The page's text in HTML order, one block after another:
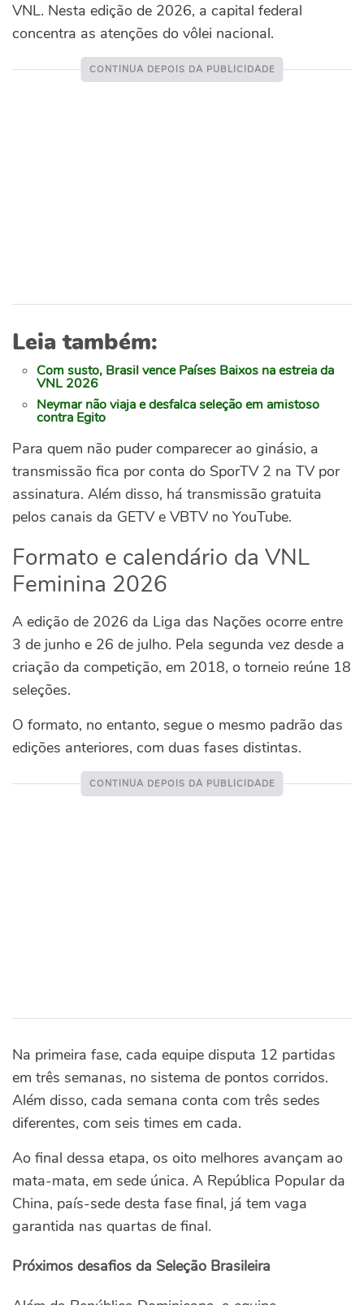
VNL. Nesta edição de 2026, a capital federal
concentra as atenções do vôlei nacional.
Leia também:
Com susto, Brasil vence Países Baixos na estreia da
VNL 2026
Neymar não viaja e desfalca seleção em amistoso
contra Egito
Para quem não puder comparecer ao ginásio, a
transmissão fica por conta do SporTV 2 na TV por
assinatura. Além disso, há transmissão gratuita
pelos canais da GETV e VBTV no YouTube.
Formato e calendário da VNL
Feminina 2026
A edição de 2026 da Liga das Nações ocorre entre
3 de junho e 26 de julho. Pela segunda vez desde a
criação da competição, em 2018, o torneio reúne 18
seleções.
O formato, no entanto, segue o mesmo padrão das
edições anteriores, com duas fases distintas.
Na primeira fase, cada equipe disputa 12 partidas
em três semanas, no sistema de pontos corridos.
Além disso, cada semana conta com três sedes
diferentes, com seis times em cada.
Ao final dessa etapa, os oito melhores avançam ao
mata-mata, em sede única. A República Popular da
China, país-sede desta fase final, já tem vaga
garantida nas quartas de final.
Próximos desafios da Seleção Brasileira